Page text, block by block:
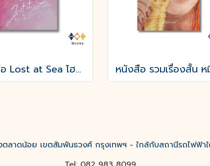
หนังสือ Lost at Sea โฮชิคุงกับโมริคุงดูเหมือนจะหลงทาง
ลาดน้อย เขตสัมพันธวงศ์ กรุงเทพฯ - ใกล้กับสถานีรถไฟฟ้า